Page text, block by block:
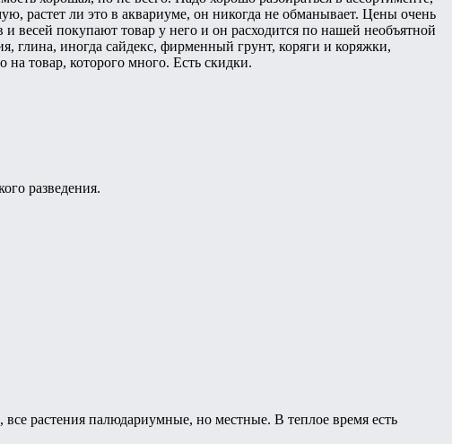
растет ли это в аквариуме, он никогда не обманывает. Цены очень
весей покупают товар у него и он расходится по нашей необъятной
глина, иногда сайдекс, фирменный грунт, коряги и коряжки,
товар, которого много. Есть скидки.
разведения.
растения палюдариумные, но местные. В теплое время есть